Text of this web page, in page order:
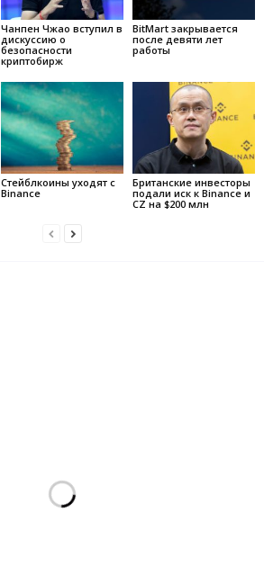
Чанпен Чжао вступил в
дискуссию о
безопасности
криптобирж
BitMart закрывается
после девяти лет
работы
Стейблкоины уходят с
Binance
Британские инвесторы
подали иск к Binance и
CZ на $200 млн